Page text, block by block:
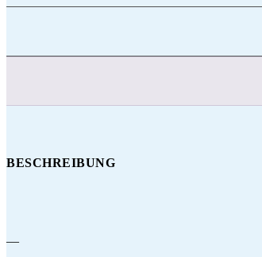
BESCHREIBUNG
—